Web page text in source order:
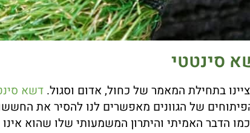
סינטטי
בתחילת המאמר של כחול, אדום וסגול. דשא
של הגוונים מאפשרים לנו להסיר את
הדבר האמיתי והיתרון המשמעותי שלו שהוא אינו